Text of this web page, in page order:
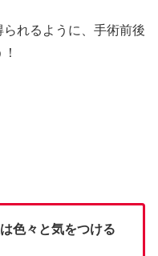
れるように、手術前後
色々と気をつける